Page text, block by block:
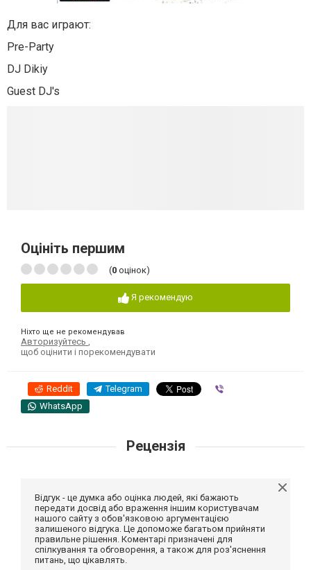
Для вас играют:
Pre-Party
DJ Dikiy
Guest DJ's
Оцініть першим
(0 оцінок)
Я рекомендую
Ніхто ще не рекомендував
Авторизуйтесь
щоб оцінити і порекомендувати
Reddit Telegram
WhatsApp
Рецензія
Відгук - це думка або оцінка людей, які бажають
передати досвід або враження іншим користувачам
нашого сайту з обов'язковою аргументацією
залишеного відгука. Це допоможе багатьом прийняти
правильне рішення. Коментарі призначені для
спілкування та обговорення, а також для роз'яснення
питань, що цікавлять.